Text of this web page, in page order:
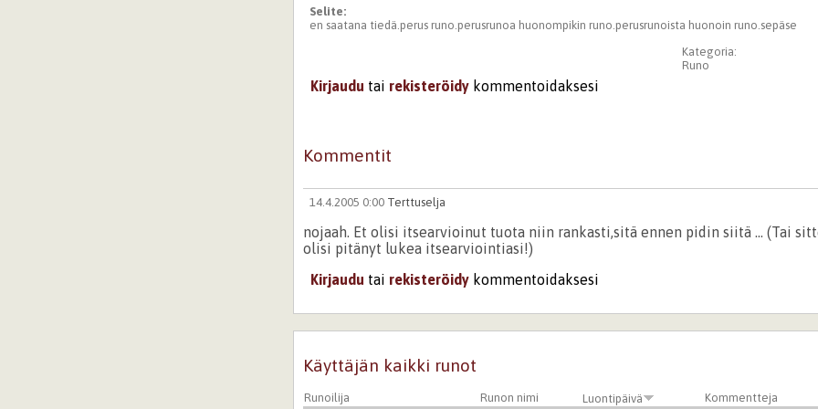
Selite:
en saatana tiedä.perus runo.perusrunoa huonompikin runo.perusrunoista huonoin runo.sepäse
Kategoria:
Runo
Kirjaudu tai rekisteröidy kommentoidaksesi
Kommentit
14.4.2005 0:00 Terttuselja
nojaah. Et olisi itsearvioinut tuota niin rankasti,sitä ennen pidin siitä ... (Tai
olisi pitänyt lukea itsearviointiasi!)
Kirjaudu tai rekisteröidy kommentoidaksesi
Käyttäjän kaikki runot
Runoilija Runon nimi Luontipäivä Kommentteja